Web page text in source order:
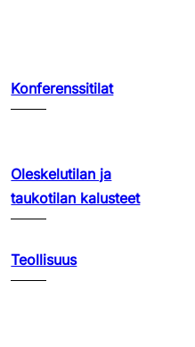
Konferenssitilat
Oleskelutilan ja
taukotilan kalusteet
Teollisuus